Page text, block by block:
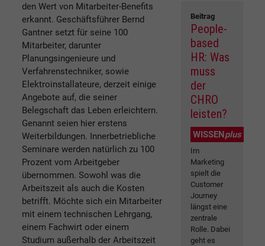
den Wert von Mitarbeiter-Benefits
erkannt. Geschäftsführer Bernd
Gantner setzt für seine 100
Mitarbeiter, darunter
Planungsingenieure und
Verfahrenstechniker, sowie
Elektroinstallateure, derzeit einige
Angebote auf, die seiner
Belegschaft das Leben erleichtern.
Genannt seien hier erstens
Weiterbildungen. Innerbetriebliche
Seminare werden natürlich zu 100
Prozent vom Arbeitgeber
übernommen. Sowohl was die
Arbeitszeit als auch die Kosten
betrifft. Möchte sich ein Mitarbeiter
mit einem technischen Lehrgang,
einem Fachwirt oder einem
Studium außerhalb der Arbeitszeit
Beitrag
People-
based
HR: Was
muss
der
CHRO
leisten?
WISSENplus
Im
Marketing
spielt die
Customer
Journey
längst eine
zentrale
Rolle. Dabei
geht es